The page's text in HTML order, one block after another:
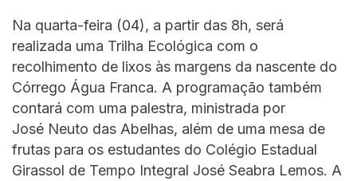
Na quarta-feira (04), a partir das 8h, será
realizada uma Trilha Ecológica com o
recolhimento de lixos às margens da nascente do
Córrego Água Franca. A programação também
contará com uma palestra, ministrada por
José Neuto das Abelhas, além de uma mesa de
frutas para os estudantes do Colégio Estadual
Girassol de Tempo Integral José Seabra Lemos. A